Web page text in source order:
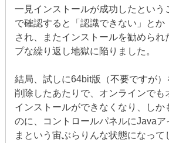
一見インストールが成功したという
で確認すると「認識できない」とか
され、またインストールを勧められ
プな繰り返し地獄に陥りました。
結局、試しに64bit版（不要ですが）
削除したあたりで、オンラインでも
インストールができなくなり、しか
のに、コントロールパネルにJavaア
まという宙ぶらりんな状態になって